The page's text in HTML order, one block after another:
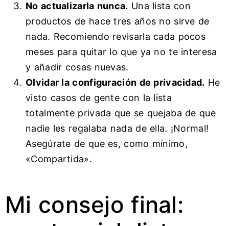
No actualizarla nunca. Una lista con
productos de hace tres años no sirve de
nada. Recomiendo revisarla cada pocos
meses para quitar lo que ya no te interesa
y añadir cosas nuevas.
Olvidar la configuración de privacidad. He
visto casos de gente con la lista
totalmente privada que se quejaba de que
nadie les regalaba nada de ella. ¡Normal!
Asegúrate de que es, como mínimo,
«Compartida».
Mi consejo final: